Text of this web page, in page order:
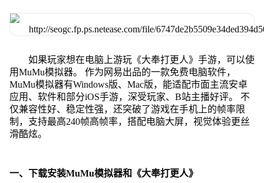
如果玩家想在电脑上游玩《大奉打更人》手游，可以使
用MuMu模拟器。 作为网易出品的一款免费电脑软件，
MuMu模拟器有Windows版、Mac版，能适配市面主流安卓
应用、软件和部分iOS手游，深受玩家、B站主播好评。 不
仅兼容性好、稳定性强，还突破了游戏在手机上的帧率限
制，支持最高240帧高帧率，搭配电脑大屏，视觉体验更丝
滑酷炫。
一、下载安装MuMu模拟器和《大奉打更人》